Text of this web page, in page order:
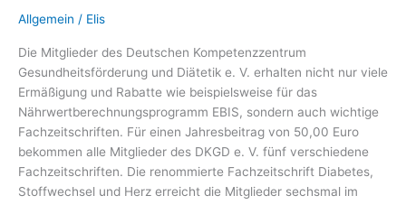
Allgemein / Elis
Die Mitglieder des Deutschen Kompetenzzentrum
Gesundheitsförderung und Diätetik e. V. erhalten nicht nur viele
Ermäßigung und Rabatte wie beispielsweise für das
Nährwertberechnungsprogramm EBIS, sondern auch wichtige
Fachzeitschriften. Für einen Jahresbeitrag von 50,00 Euro
bekommen alle Mitglieder des DKGD e. V. fünf verschiedene
Fachzeitschriften. Die renommierte Fachzeitschrift Diabetes,
Stoffwechsel und Herz erreicht die Mitglieder sechsmal im